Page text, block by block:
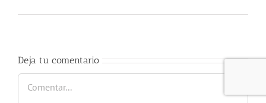
Deja tu comentario
Comentar